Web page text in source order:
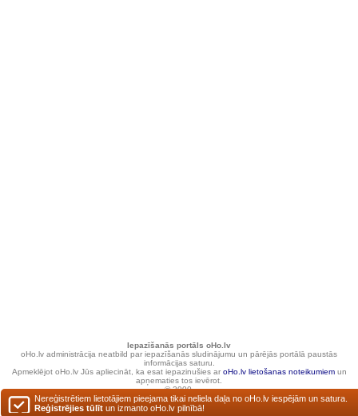
Iepazīšanās portāls oHo.lv
oHo.lv administrācija neatbild par iepazīšanās sludinājumu un pārējās portālā paustās
informācijas saturu.
Apmeklējot oHo.lv Jūs apliecināt, ka esat iepazinušies ar oHo.lv lietošanas noteikumiemun
apņematies tos ievērot.
© 2000.
Nereģistrētiem lietotājiem pieejama tikai neliela daļa no oHo.lv iespējām un satura.
Reģistrējies tūlīt un izmanto oHo.lv pilnībā!